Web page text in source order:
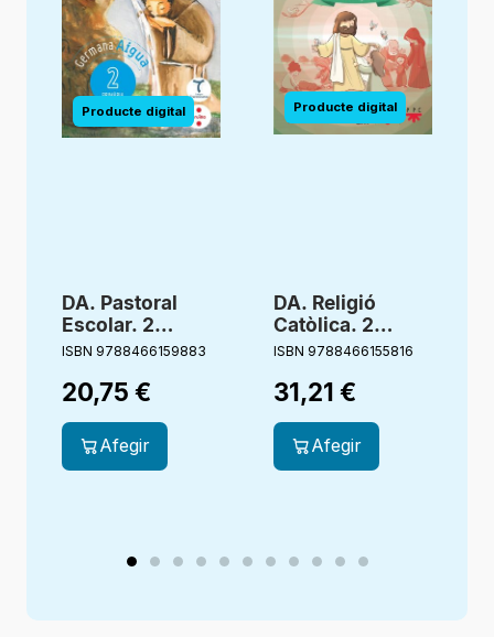
DA. Pastoral
Escolar. 2
Primària.
Bonagent
ISBN 9788466159883
20,75 €
Afegir
DA. Religió
Catòlica. 2
primària.
alegres.
Creixent junts
ISBN 9788466155816
31,21 €
Afegir